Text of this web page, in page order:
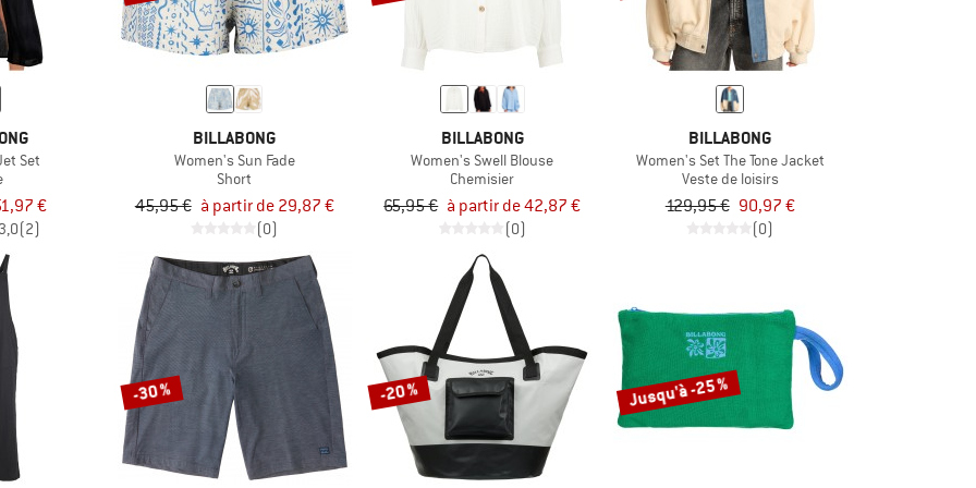
Set
€
3,0(2)
BILLABONG
Women's Sun Fade
Short
45,95 € à partir de 29,87 €
(0)
BILLABONG
Women's Swell Blouse
Chemisier
65,95 € à partir de 42,87 €
(0)
BILLABONG
Women's Set The Tone Jacket
Veste de loisirs
129,95 € 90,97 €
(0)
-30 % -20 % Jusqu'à -25 %